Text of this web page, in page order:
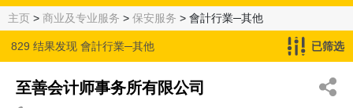
主页 > 商业及专业服务 > 保安服务 > 會計行業─其他
829 结果发现 會計行業─其他 已筛选
至善会计师事务所有限公司